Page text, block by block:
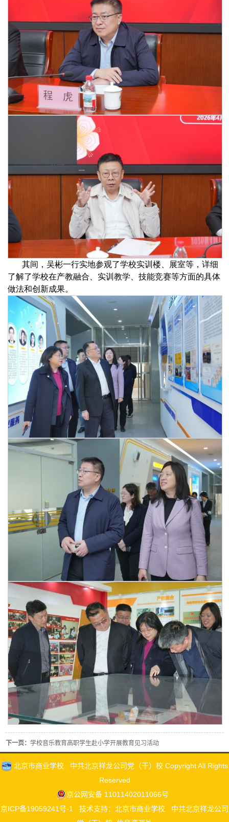
其间 ，吴彬一行实地参观了学校实训楼、展室等，详细
了解了学校在产教融合、实训教学、技能竞赛等方面的具体
做法和创新成果。
下一页：学校音乐教育高职学生赴小学开展教育见习活动
北京市商业学校 中共北京祥龙公司党（干）校 Copyright All Rights
Reserved
京公网安备 11011402011066号
京ICP备19059241号-1
技术支持：北京市商业学校 中共北京祥龙公司